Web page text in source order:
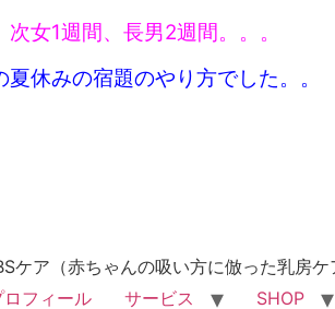
女1週間、長男2週間。。。
夏休みの宿題のやり方でした。。
ケア（赤ちゃんの吸い方に倣った乳房
ロフィール サービス SHOP